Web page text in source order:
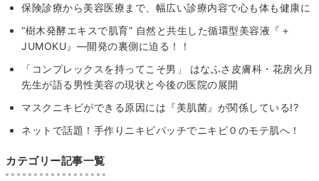
保険診療から美容医療まで、幅広い診療内容で心も体も健康に
“樹木発酵エキスで肌育” 自然と共生した循環型美容液『＋
JUMOKU』―開発の裏側に迫る！！
「コンプレックスを持ってこそ男」 はなふさ皮膚科・花房火月
先生が語る男性美容の現状と今後の医院の展開
マスクニキビができる原因には『美肌菌』が関係している!?
ネットで話題！手作りニキビパッチでニキビ０のモテ肌へ！
カテゴリー記事一覧